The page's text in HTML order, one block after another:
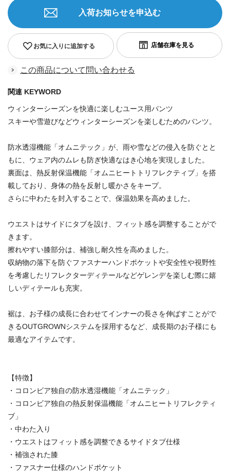
お気に入りに追加する
入荷お知らせを申込む
この商品について問い合わせる
関連 KEYWORD
ウィンターシーズンを快適に楽しむユース用パンツ
スキーや雪遊びなどウィンターシーズンを楽しむためのパンツ。
防水透湿機能「オムニテック」が、雨や雪などの侵入を防ぐとと
もに、ウェア内のムレも防ぎ快適なはき心地を実現しました。
裏面は、熱反射保温機能「オムニヒートトリフレクティブ」を搭
載しており、身体の熱を反射し暖かさをキープ。
さらに中わたを封入することで、保温効果を高めました。
ウエストはサイドにタブを設け、フィット感を調整することがで
きます。
擦れやすい膝部分は、補強し耐久性を高めました。
収納物の落下を防ぐファスナーハンドポケットや安全性や視野性
を考慮したリフレクターディテールなどゲレンデを楽しむ際に嬉
しいディテールも充実。
裾は、お子様の成長に合わせてインナーの長さを伸ばすことがで
きるOUTGROWNシステムを採用するなど、成長期のお子様にも
最適なアイテムです。
【特徴】
・コロンビア独自の防水透湿機能「オムニテック」
・コロンビア独自の熱反射保温機能「オムニヒートリフレクティ
ブ」
・中わた入り
・ウエストはフィット感を調整できるサイドタブ仕様
・補強された膝
・ファスナー仕様のハンドポケット